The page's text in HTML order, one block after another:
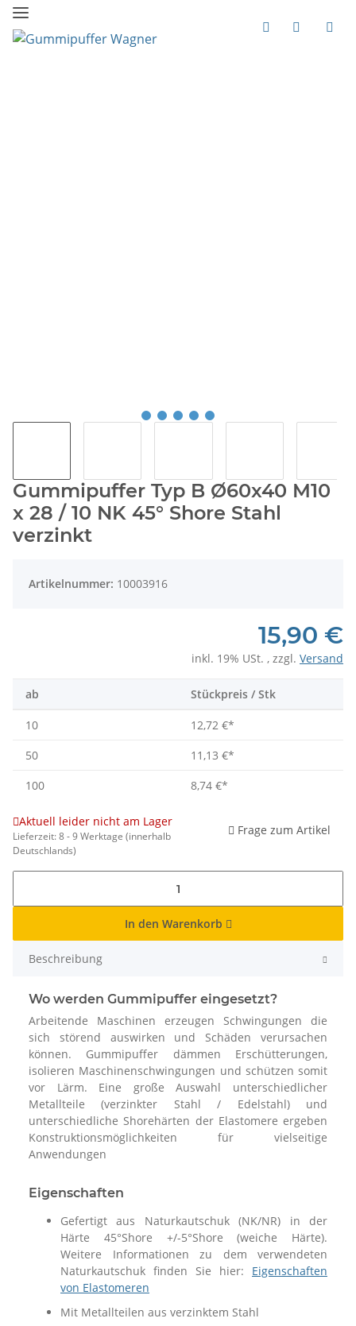
Gummipuffer Typ B Ø60x40 M10
x 28 / 10 NK 45° Shore Stahl
verzinkt
Artikelnummer: 10003916
15,90 €
inkl. 19% USt. , zzgl. Versand
ab Stückpreis / Stk
10 12,72 €*
50
11,13 €*
100
8,74 €*
Aktuell leider nicht am Lager
Lieferzeit:8 - 9 Werktage (innerhalb
Deutschlands)
Frage zum Artikel
In den Warenkorb
Beschreibung
Wo werden Gummipuffer eingesetzt?
Arbeitende Maschinen erzeugen Schwingungen die
sich störend auswirken und Schäden verursachen
können. Gummipuffer dämmen Erschütterungen,
isolieren Maschinenschwingungen und schützen somit
vor Lärm. Eine große Auswahl unterschiedlicher
Metallteile (verzinkter Stahl / Edelstahl) und
unterschiedliche Shorehärten der Elastomere ergeben
Konstruktionsmöglichkeiten für vielseitige
Anwendungen
Eigenschaften
Gefertigt aus Naturkautschuk (NK/NR) in der
Härte 45°Shore +/-5°Shore (weiche Härte).
Weitere Informationen zu dem verwendeten
Naturkautschuk finden Sie hier: Eigenschaften
von Elastomeren
Mit Metallteilen aus verzinktem Stahl